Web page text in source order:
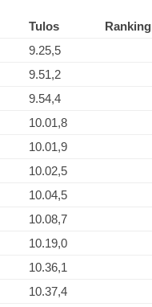
Tulos Ranking
9.25,5
9.51,2
9.54,4
10.01,8
10.01,9
10.02,5
10.04,5
10.08,7
10.19,0
10.36,1
10.37,4